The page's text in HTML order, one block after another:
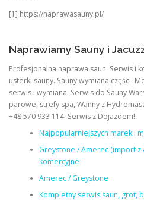
[1] https://naprawasauny.pl/
Naprawiamy Sauny i
Profesjonalna naprawa saun. Serwis i
usterki sauny. Sauny wymiana części.
serwis i wymiana. Serwis do Sauny
parowe, strefy spa, Wanny z
+48 570 933 114. Serwis z Dojazdem!
Najpopularniejszych marek i
Greystone / Amerec (import z
komercyjne
Amerec / Greystone
Kompletny serwis saun, grot,